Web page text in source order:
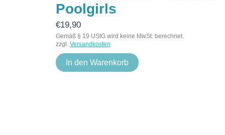
Poolgirls
€19,90
Gemäß § 19 UStG wird keine MwSt. berechnet.
zzgl. Versandkosten
In den Warenkorb